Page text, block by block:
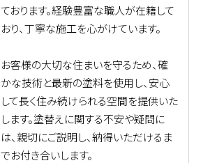
ております。経験豊富な職人が在籍して
おり、丁寧な施工を心がけています。
お客様の大切な住まいを守るため、確
かな技術と最新の塗料を使用し、安心
して長く住み続けられる空間を提供いた
します。塗替えに関する不安や疑問に
は、親切にご説明し、納得いただけるま
でお付き合いします。